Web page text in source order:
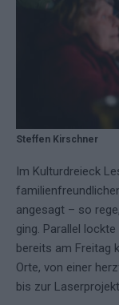
Steffen Kirschner
Im Kulturdreieck
angesagt – so
ging. Parallel
bereits am Freitag
Orte, von einer
bis zur